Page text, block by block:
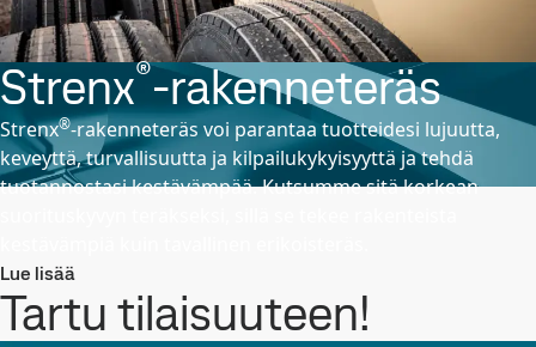
Strenx®-rakenneteräs
Strenx®-rakenneteräs voi parantaa tuotteidesi lujuutta,
keveyttä, turvallisuutta ja kilpailukykyisyyttä ja tehdä
tuotannostasi kestävämpää. Kutsumme sitä korkean
Lue lisää
Tartu tilaisuuteen!